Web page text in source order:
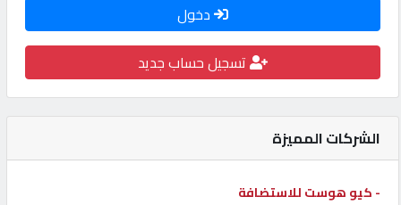
القطري
POWERED
BY
QHOST
دخول
تسجيل حساب جديد
الشركات المميزة
- كيو هوست للاستضافة